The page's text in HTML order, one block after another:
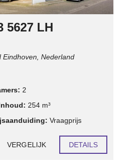
5627 LH
Nederland
2
254 m³
Vraagprijs
VERGELIJK DETAILS